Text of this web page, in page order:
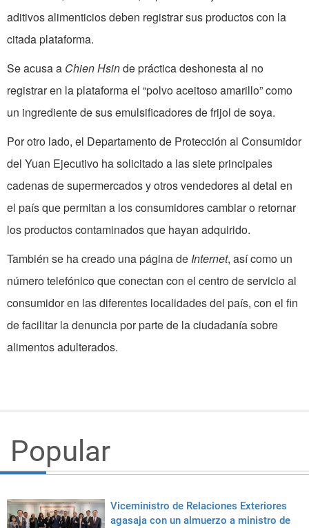
aditivos alimenticios deben registrar sus productos con la
citada plataforma.
Se acusa a Chien Hsinde práctica deshonesta al no
registrar en la plataforma el “polvo aceitoso amarillo” como
un ingrediente de sus emulsificadores de frijol de soya.
Por otro lado, el Departamento de Protección al Consumidor
del Yuan Ejecutivo ha solicitado a las siete principales
cadenas de supermercados y otros vendedores al detal en
el país que permitan a los consumidores cambiar o retornar
los productos contaminados que hayan adquirido.
También se ha creado una página de Internet, así como un
número telefónico que conectan con el centro de servicio al
consumidor en las diferentes localidades del país, con el fin
de facilitar la denuncia por parte de la ciudadanía sobre
alimentos adulterados.
Popular
Viceministro de Relaciones Exteriores
agasaja con un almuerzo a ministro de